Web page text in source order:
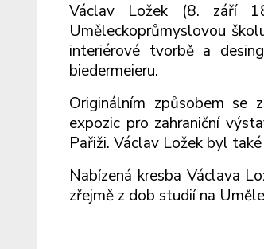
Václav Ložek (8. září
Uměleckoprůmyslovou
interiérové tvorbě a
biedermeieru.
Originálním způsobem se
expozic pro zahraniční
Pařiži. Václav Ložek byl
Nabízená kresba Václava
zřejmě z dob studií na